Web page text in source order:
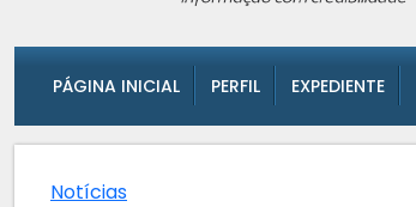
PÁGINA INICIAL PERFIL EXPEDIENTE
Notícias